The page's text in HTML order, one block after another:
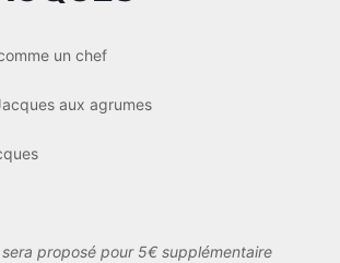
un chef
aux agrumes
proposé pour 5€ supplémentaire